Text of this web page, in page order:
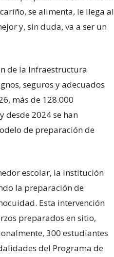
se alimenta, le llega al
y, sin duda, va a ser un
de la Infraestructura
seguros y adecuados
más de 128.000
desde 2024 se han
de preparación de
escolar, la institución
la preparación de
Esta intervención
preparados en sitio,
300 estudiantes
del Programa de